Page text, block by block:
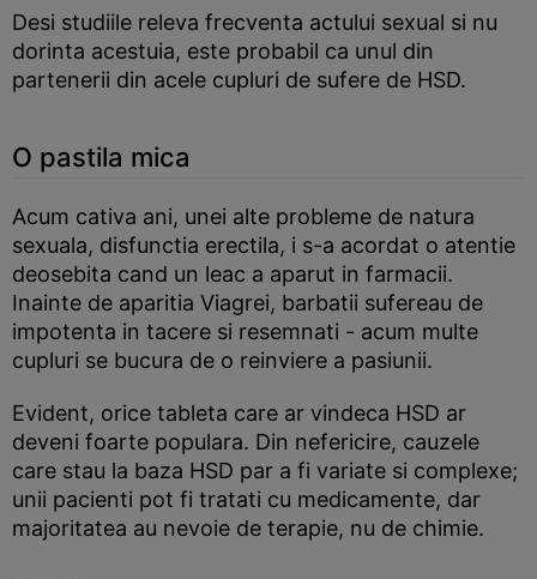
Desi studiile releva frecventa actului sexual si nu
dorinta acestuia, este probabil ca unul din
partenerii din acele cupluri de sufere de HSD.
O pastila mica
Acum cativa ani, unei alte probleme de natura
sexuala, disfunctia erectila, i s-a acordat o atentie
deosebita cand un leac a aparut in farmacii.
Inainte de aparitia Viagrei, barbatii sufereau de
impotenta in tacere si resemnati - acum multe
cupluri se bucura de o reinviere a pasiunii.
Evident, orice tableta care ar vindeca HSD ar
deveni foarte populara. Din nefericire, cauzele
care stau la baza HSD par a fi variate si complexe;
unii pacienti pot fi tratati cu medicamente, dar
majoritatea au nevoie de terapie, nu de chimie.